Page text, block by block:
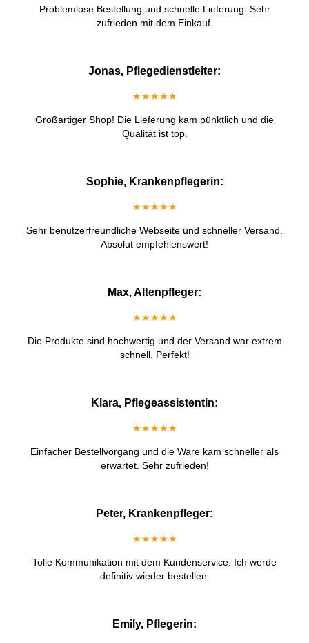
Problemlose Bestellung und schnelle Lieferung. Sehr
zufrieden mit dem Einkauf.
Jonas, Pflegedienstleiter:
★★★★★
Großartiger Shop! Die Lieferung kam pünktlich und die
Qualität ist top.
Sophie, Krankenpflegerin:
★★★★★
Sehr benutzerfreundliche Webseite und schneller Versand.
Absolut empfehlenswert!
Max, Altenpfleger:
★★★★★
Die Produkte sind hochwertig und der Versand war extrem
schnell. Perfekt!
Klara, Pflegeassistentin:
★★★★★
Einfacher Bestellvorgang und die Ware kam schneller als
erwartet. Sehr zufrieden!
Peter, Krankenpfleger:
★★★★★
Tolle Kommunikation mit dem Kundenservice. Ich werde
definitiv wieder bestellen.
Emily, Pflegerin: